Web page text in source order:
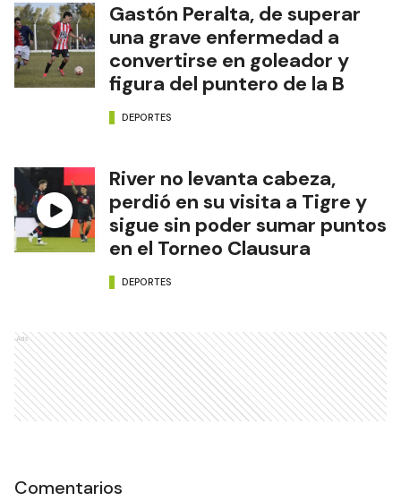
Gastón Peralta, de superar
una grave enfermedad a
convertirse en goleador y
figura del puntero de la B
DEPORTES
River no levanta cabeza,
perdió en su visita a Tigre y
sigue sin poder sumar puntos
en el Torneo Clausura
DEPORTES
Ads
Comentarios